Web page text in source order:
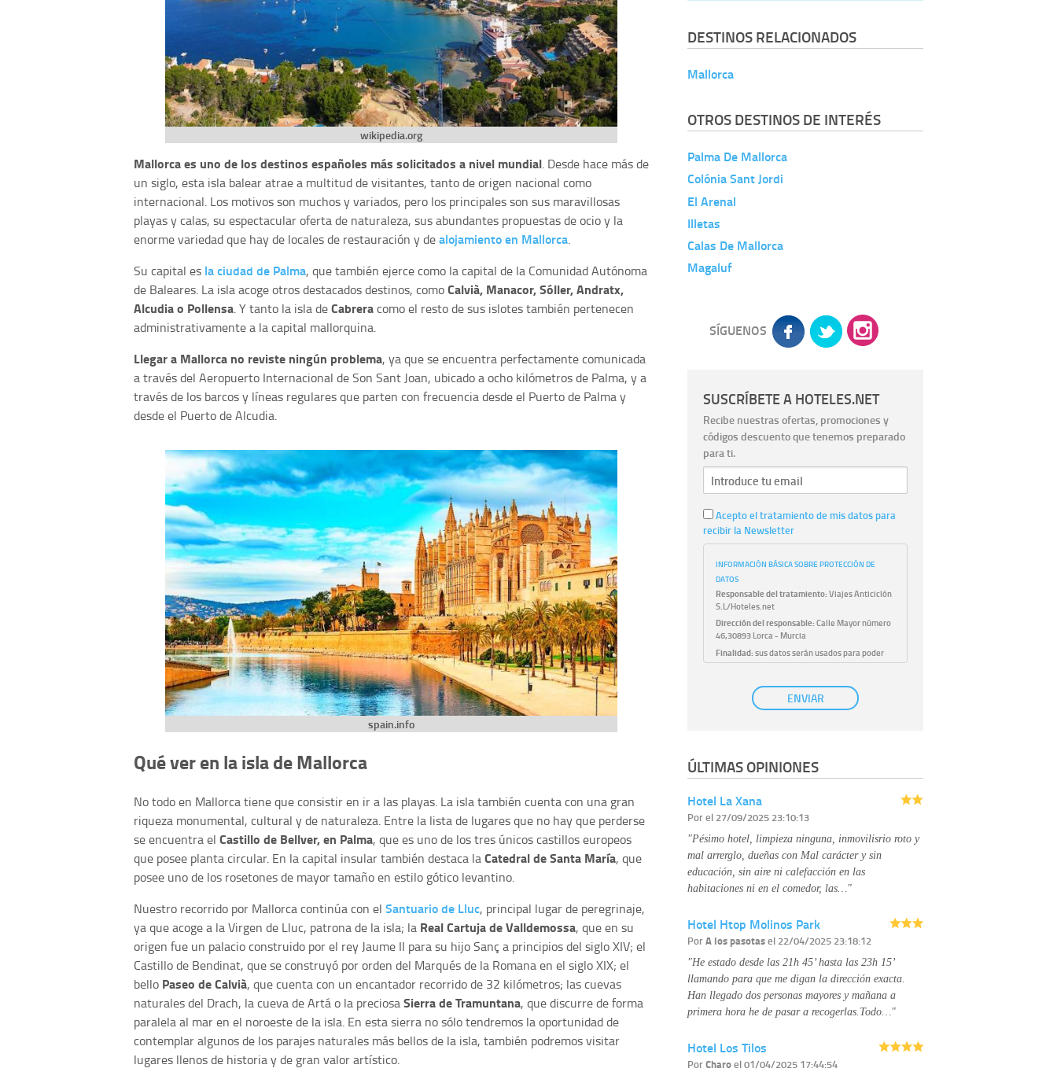
wikipedia.org
Mallorca es uno de los destinos españoles más solicitados a nivel mundial. Desde hace más de
un siglo, esta isla balear atrae a multitud de visitantes, tanto de origen nacional como
internacional. Los motivos son muchos y variados, pero los principales son sus maravillosas
playas y calas, su espectacular oferta de naturaleza, sus abundantes propuestas de ocio y la
enorme variedad que hay de locales de restauración y dealojamiento en Mallorca.
Su capital es la ciudad de Palma, que también ejerce como la capital de la Comunidad Autónoma
de Baleares. La isla acoge otros destacados destinos, comoCalvià, Manacor, Sóller, Andratx,
Alcudia o Pollensa. Y tanto la isla deCabreracomo el resto de sus islotes también pertenecen
administrativamente a la capital mallorquina.
Llegar a Mallorca no reviste ningún problema, ya que se encuentra perfectamente comunicada
a través del Aeropuerto Internacional de Son Sant Joan, ubicado a ocho kilómetros de Palma, y a
través de los barcos y líneas regulares que parten con frecuencia desde el Puerto de Palma y
desde el Puerto de Alcudia.
spain.info
Qué ver en la isla de Mallorca
No todo en Mallorca tiene que consistir en ir a las playas. La isla también cuenta con una gran
riqueza monumental, cultural y de naturaleza. Entre la lista de lugares que no hay que perderse
se encuentra el Castillo de Bellver, en Palma, que es uno de los tres únicos castillos europeos
que posee planta circular. En la capital insular también destaca laCatedral de Santa María, que
posee uno de los rosetones de mayor tamaño en estilo gótico levantino.
Nuestro recorrido por Mallorca continúa con el Santuario de Lluc, principal lugar de peregrinaje,
ya que acoge a la Virgen de Lluc, patrona de la isla; la Real Cartuja de Valldemossa, que en su
origen fue un palacio construido por el rey Jaume II para su hijo Sanç a principios del siglo XIV; el
Castillo de Bendinat, que se construyó por orden del Marqués de la Romana en el siglo XIX; el
bello Paseo de Calvià, que cuenta con un encantador recorrido de 32 kilómetros; las cuevas
naturales del Drach, la cueva de Artá o la preciosaSierra de Tramuntana, que discurre de forma
paralela al mar en el noroeste de la isla. En esta sierra no sólo tendremos la oportunidad de
contemplar algunos de los parajes naturales más bellos de la isla, también podremos visitar
lugares llenos de historia y de gran valor artístico.
DESTINOS RELACIONADOS
Mallorca
OTROS DESTINOS DE INTERÉS
Palma De Mallorca
Colónia Sant Jordi
El Arenal
Illetas
Calas De Mallorca
Magaluf
SÍGUENOS
SUSCRÍBETE A HOTELES.NET
Recibe nuestras ofertas, promociones y
códigos descuento que tenemos preparado
para ti.
Acepto el tratamiento de mis datos para
recibir la Newsletter
INFORMACIÓN BÁSICA SOBRE PROTECCIÓN DE
DATOS
Responsable del tratamiento:Viajes Anticiclón
S.L/Hoteles.net
Dirección del responsable:Calle Mayor número
46,30893 Lorca - Murcia
Finalidad:sus datos serán usados para poder
atender sus solicitudes y prestarle nuestros
Publicidad: solo le enviaremos publicidad con su
autorización previa, que podrá facilitarnos
con su consentimiento previo, que podrá
facilitarnos mediante la casilla correspondiente
Destinatarios:
personal de nuestra entidad que esté
conocimiento de la información que le pedimos.
No se comunicarán datos a terceros.
Derechos: tiene derecho a saber qué
información tenemos sobre usted, corregirla y
eliminarla, tal y como se explica en la
página web.
Información complementaria:Puede consultar
tratamos sus datos en lapolítica de privacidad
ENVIAR
ÚLTIMAS OPINIONES
Hotel La Xana
Porel 27/09/2025 23:10:13
"Pésimo hotel, limpieza ninguna, inmovilisrio roto y
mal arrerglo, dueñas con Mal carácter y sin
educación, sin aire ni calefacción en las
habitaciones ni en el comedor, las…"
Hotel Htop Molinos Park
PorA los pasotasel 22/04/2025 23:18:12
"He estado desde las 21h 45’ hasta las 23h 15’
llamando para que me digan la dirección exacta.
Han llegado dos personas mayores y mañana a
primera hora he de pasar a recogerlas.Todo…"
Hotel Los Tilos
PorCharoel 01/04/2025 17:44:54